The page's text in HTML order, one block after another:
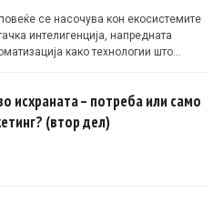
се насочува кон екосистемите
интелигенција, напредната
како технологии што
исхраната – потреба или само
(втор дел)